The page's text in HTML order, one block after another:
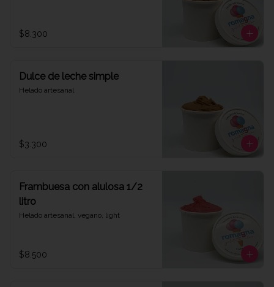
$8.300
Dulce de leche simple
Helado artesanal
$3.300
Frambuesa con alulosa 1/2
litro
Helado artesanal, vegano, light
$8.500